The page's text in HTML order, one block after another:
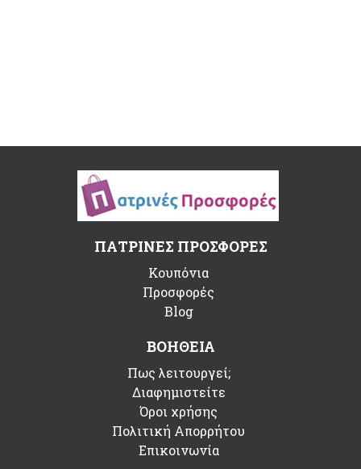
ΠΑΤΡΙΝΕΣ ΠΡΟΣΦΟΡΕΣ
Κουπόνια
Προσφορές
Blog
ΒΟΗΘΕΙΑ
Πως λειτουργεί;
Διαφημιστείτε
Όροι χρήσης
Πολιτική Απορρήτου
Επικοινωνία